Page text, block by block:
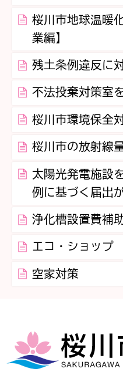
桜川市地球温暖
業編】
残土条例違反に
不法投棄対策室
桜川市環境保全
桜川市の放射線
太陽光発電施設
例に基づく届出
浄化槽設置費補
エコ・ショップ
空家対策